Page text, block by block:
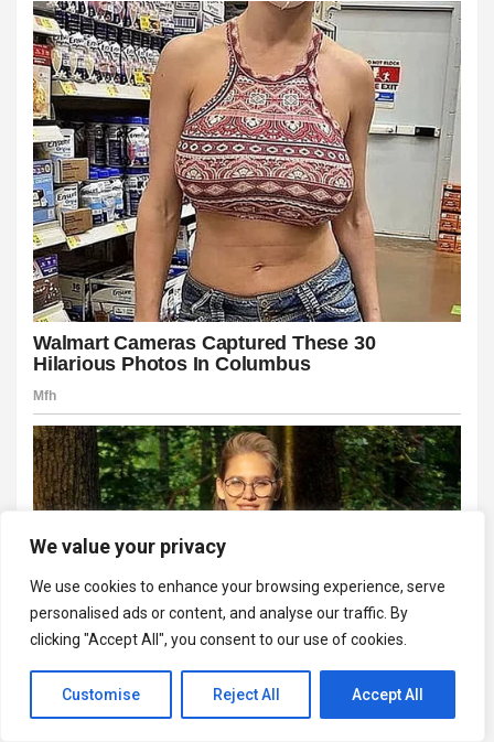
We value your privacy
We use cookies to enhance your browsing experience, serve
personalised ads or content, and analyse our traffic. By
clicking "Accept All", you consent to our use of cookies.
Customise Reject All Accept All